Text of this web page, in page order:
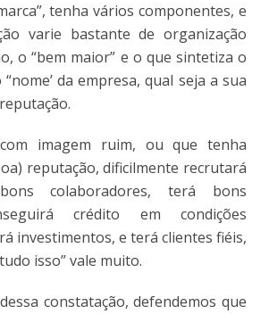
tenha vários componentes, e
varie bastante de organização
o “bem maior” e o que sintetiza o
da empresa, qual seja a sua
imagem ruim, ou que tenha
reputação, dificilmente recrutará
colaboradores, terá bons
crédito em condições
investimentos, e terá clientes fiéis,
isso” vale muito.
constatação, defendemos que